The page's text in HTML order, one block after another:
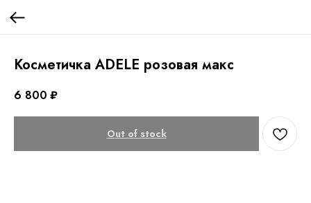
Косметичка ADELE розовая макс
6 800 ₽
Out of stock